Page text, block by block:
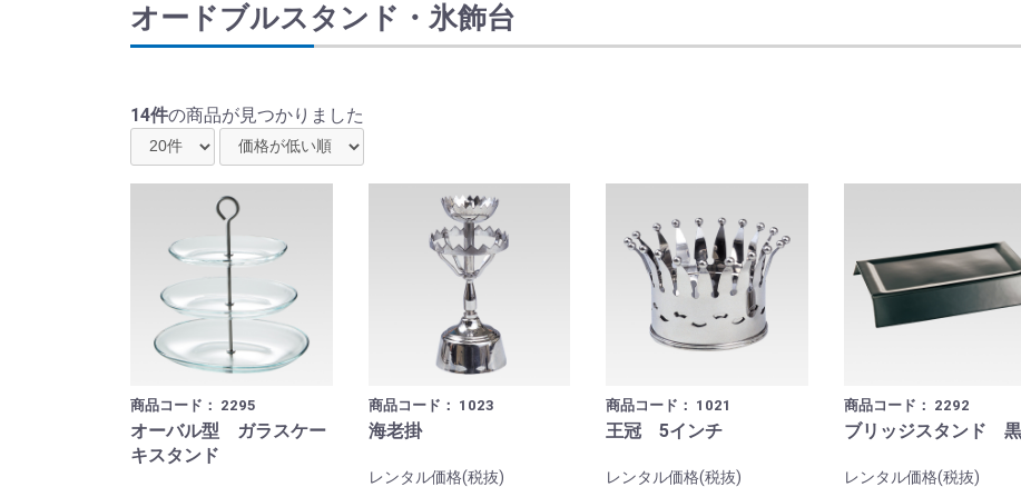
オードブルスタンド・氷飾台
14件の商品が見つかりました
商品コード： 2295
オーバル型 ガラスケー
キスタンド
商品コード： 1023
海老掛
レンタル価格(税抜)
商品コード： 1021
王冠 5インチ
レンタル価格(税抜)
商品コード： 2292
ブリッジスタンド 黒
レンタル価格(税抜)